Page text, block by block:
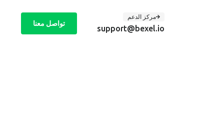
مركز الدعم
support@bexel.io
تواصل معنا